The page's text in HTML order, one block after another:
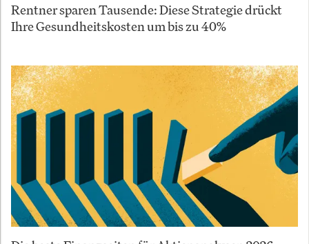
Rentner sparen Tausende: Diese Strategie drückt
Ihre Gesundheitskosten um bis zu 40%